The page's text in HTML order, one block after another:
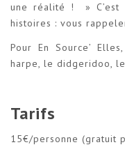
une réalité ! » C’est
histoires : vous
Pour En Source’
harpe, le didgeridoo,
Tarifs
15€/personne (gratuit